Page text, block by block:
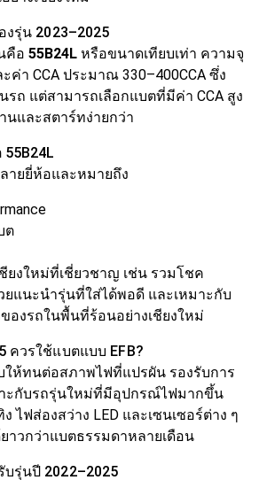
งรุ่น 2023–2025
คือ 55B24L หรือขนาดเทียบเท่า ความจุ
ค่า CCA ประมาณ 330–400CCA ซึ่ง
รถ แต่สามารถเลือกแบตที่มีค่า CCA สูง
และสตาร์ทง่ายกว่า
ายยี่ห้อและหมายถึง
ต
ยงใหม่ที่เชี่ยวชาญ เช่น รวมโชค
ยแนะนำรุ่นที่ใส่ได้พอดี และเหมาะกับ
องรถในพื้นที่ร้อนอย่างเชียงใหม่
ควรใช้แบตแบบ EFB?
ให้ทนต่อสภาพไฟที่แปรผัน รองรับการ
ะกับรถรุ่นใหม่ที่มีอุปกรณ์ไฟมากขึ้น
ไฟส่องสว่าง LED และเซนเซอร์ต่าง ๆ
าวกว่าแบตธรรมดาหลายเดือน
รุ่นปี 2022–2025